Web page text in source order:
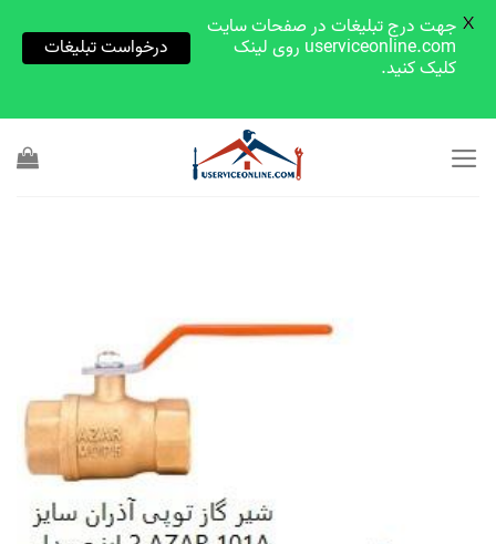
جهت درج تبلیغات در صفحات سایت
userviceonline.com روی لینک
کلیک کنید.
درخواست تبلیغات
X